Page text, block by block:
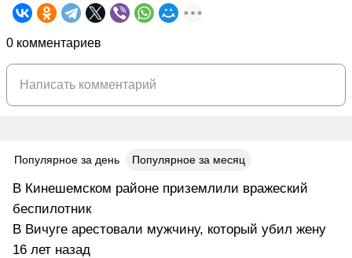
0 комментариев
Популярное за день Популярное за месяц
В Кинешемском районе приземлили вражеский
беспилотник
В Вичуге арестовали мужчину, который убил жену
16 лет назад